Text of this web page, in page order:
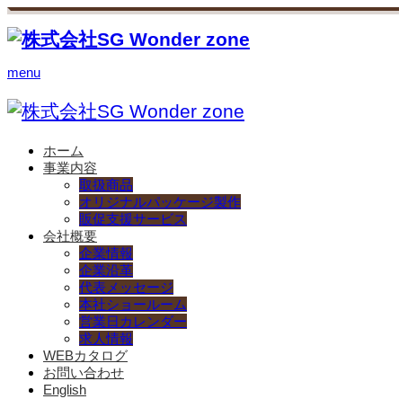
menu
ホーム
事業内容
取扱商品
オリジナルパッケージ製作
販促支援サービス
会社概要
企業情報
企業沿革
代表メッセージ
本社ショールーム
営業日カレンダー
求人情報
WEBカタログ
お問い合わせ
English